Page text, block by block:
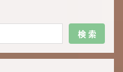
検 索